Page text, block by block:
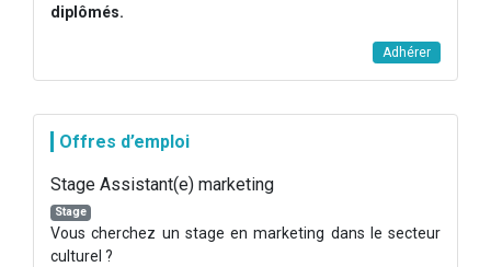
diplômés.
Adhérer
Offres d’emploi
Stage Assistant(e) marketing
Stage
Vous cherchez un stage en marketing dans le secteur
culturel ?